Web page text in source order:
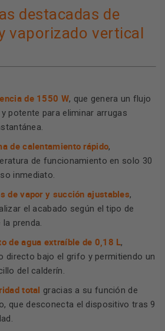
destacadas de
vaporizado vertical
de 1550 W, que genera un flujo
potente para eliminar arrugas
de calentamiento rápido,
de funcionamiento en solo 30
inmediato.
de vapor y succión ajustables,
el acabado según el tipo de
prenda.
de agua extraíble de 0,18 L,
directo bajo el grifo y permitiendo un
del calderín.
total gracias a su función de
que desconecta el dispositivo tras 9